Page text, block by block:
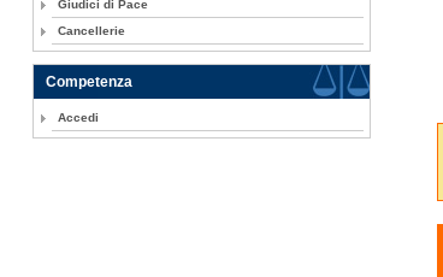
Giudici di Pace
Cancellerie
Competenza
Accedi